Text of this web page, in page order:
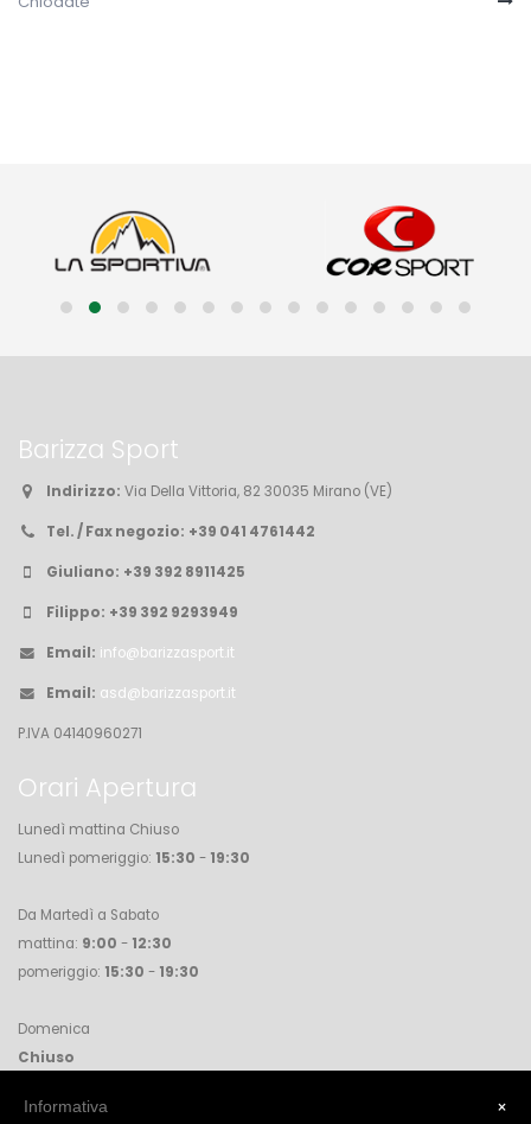
Barizza Sport
Indirizzo: Via Della Vittoria, 82 30035 Mirano (VE)
Tel. / Fax negozio: +39 041 4761442
Giuliano: +39 392 8911425
Filippo: +39 392 9293949
Email: info@barizzasport.it
Email: asd@barizzasport.it
P.IVA 04140960271
Orari Apertura
Lunedì mattina Chiuso
Lunedì pomeriggio: 15:30 - 19:30
Da Martedì a Sabato
mattina: 9:00 - 12:30
pomeriggio: 15:30 - 19:30
Domenica
Chiuso
×
Informativa